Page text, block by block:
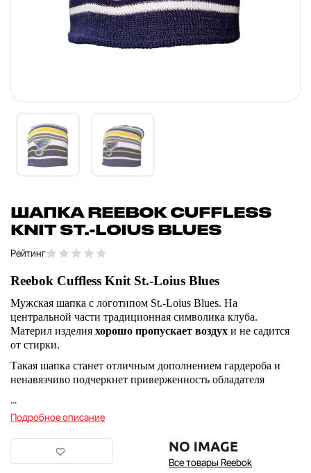
ШАПКА REEBOK CUFFLESS
KNIT ST.-LOIUS BLUES
Рейтинг
Reebok Cuffless Knit St.-Loius Blues
Мужская шапка с логотипом St.-Loius Blues. На
центральной части традиционная символика клуба.
Материл изделия хорошо пропускает воздух и не садится
от стирки.
Такая шапка станет отличным дополнением гардероба и
ненавязчиво подчеркнет приверженность обладателя
...
Подробное описание
Все товары Reebok